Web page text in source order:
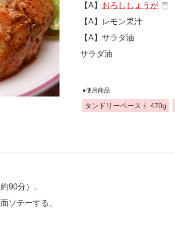
【A】 おろししょうが
【A】レモン果汁
【A】サラダ油
サラダ油
●使用商品
タンドリーペースト 470g
90分）。
テーする。